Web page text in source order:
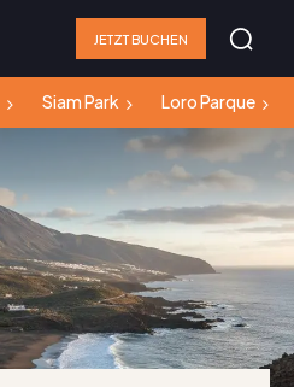
JETZT BUCHEN
Siam Park Loro Parque